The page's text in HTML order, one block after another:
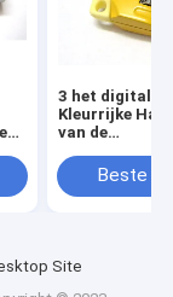
3 het digitale
Kleurrijke
van de
Beste
Site